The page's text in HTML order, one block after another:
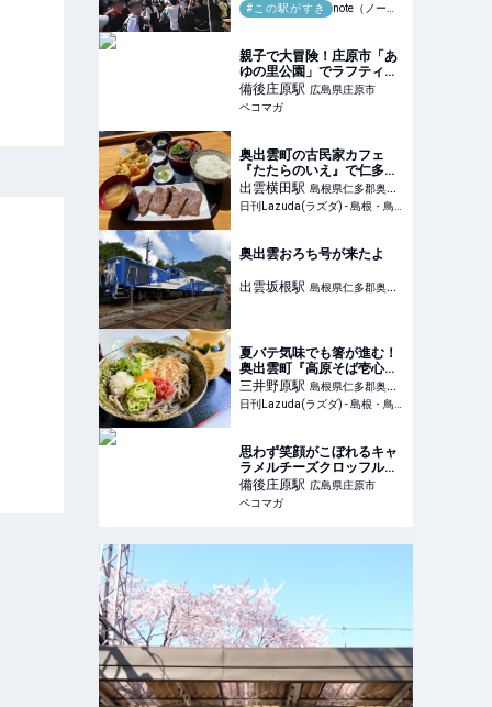
#この駅がすき
note（ノート）
親子で大冒険！庄原市「あ
ゆの里公園」でラフティン
グ体験をしてきました！
備後庄原駅 広島県庄原市
ペコマガ
奥出雲町の古民家カフェ
『たたらのいえ』で仁多米×
和牛の最強ペアリングを –
日刊Lazuda
出雲横田駅 島根県仁多郡奥出
雲町
日刊Lazuda(ラズダ) - 島根・鳥取を知る、見る、食べる、遊ぶ、暮らすWebマガジン
奥出雲おろち号が来たよ
出雲坂根駅 島根県仁多郡奥出
夏バテ気味でも箸が進む！
奥出雲町『高原そば壱心』
で夏限定そばをズルズルっ
と – 日刊Lazuda
三井野原駅 島根県仁多郡奥出
雲町
日刊Lazuda(ラズダ) - 島根・鳥取を知る、見る、食べる、遊ぶ、暮らすWebマガジン
思わず笑顔がこぼれるキャ
ラメルチーズクロッフルに
出会ったよ…♡
備後庄原駅 広島県庄原市
ペコマガ